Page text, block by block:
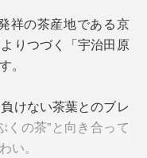
茶が玄米茶の“姿”で
祥の茶産地である京
りつづく「宇治田原
。
けない茶葉とのブレ
くの茶”と向き合って
い。